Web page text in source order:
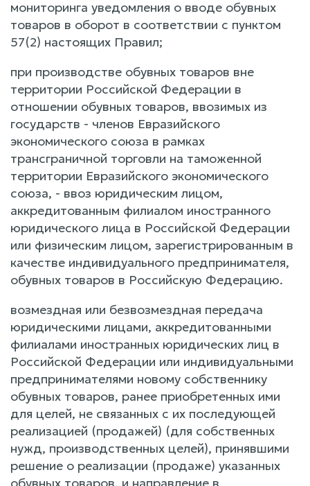
мониторинга уведомления о вводе обувных
товаров в оборот в соответствии с пунктом
57(2) настоящих Правил;
при производстве обувных товаров вне
территории Российской Федерации в
отношении обувных товаров, ввозимых из
государств - членов Евразийского
экономического союза в рамках
трансграничной торговли на таможенной
территории Евразийского экономического
союза, - ввоз юридическим лицом,
аккредитованным филиалом иностранного
юридического лица в Российской Федерации
или физическим лицом, зарегистрированным в
качестве индивидуального предпринимателя,
обувных товаров в Российскую Федерацию.
возмездная или безвозмездная передача
юридическими лицами, аккредитованными
филиалами иностранных юридических лиц в
Российской Федерации или индивидуальными
предпринимателями новому собственнику
обувных товаров, ранее приобретенных ими
для целей, не связанных с их последующей
реализацией (продажей) (для собственных
нужд, производственных целей), принявшими
решение о реализации (продаже) указанных